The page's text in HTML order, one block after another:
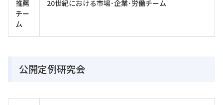
推薦
チー
ム
20世紀における市場･企業･労働チーム
公開定例研究会